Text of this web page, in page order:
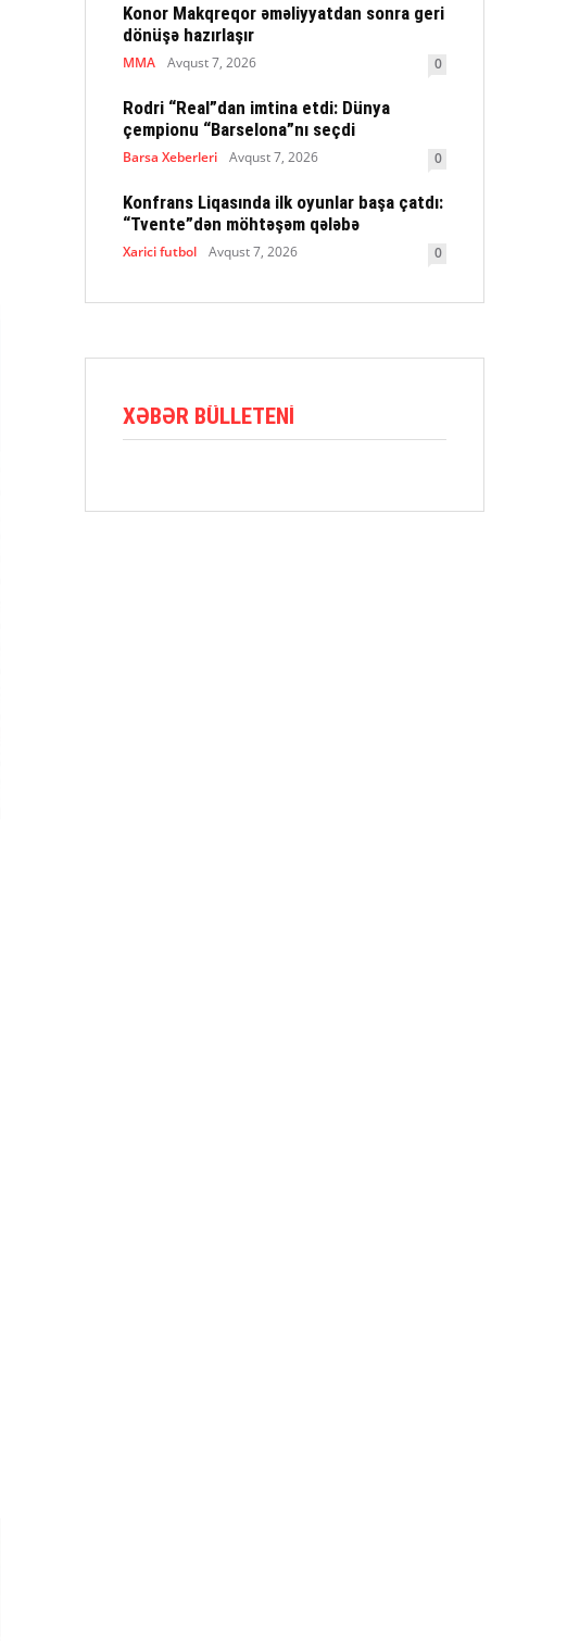
Konor Makqreqor əməliyyatdan sonra geri
dönüşə hazırlaşır
MMA Avqust 7, 2026 0
Rodri “Real”dan imtina etdi: Dünya
çempionu “Barselona”nı seçdi
Barsa Xeberleri Avqust 7, 2026 0
Konfrans Liqasında ilk oyunlar başa çatdı:
“Tvente”dən möhtəşəm qələbə
Xarici futbol Avqust 7, 2026 0
XƏBƏR BÜLLETENI